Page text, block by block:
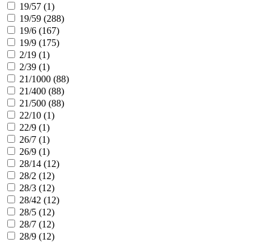
19/57 (1)
19/59 (288)
19/6 (167)
19/9 (175)
2/19 (1)
2/39 (1)
21/1000 (88)
21/400 (88)
21/500 (88)
22/10 (1)
22/9 (1)
26/7 (1)
26/9 (1)
28/14 (12)
28/2 (12)
28/3 (12)
28/42 (12)
28/5 (12)
28/7 (12)
28/9 (12)